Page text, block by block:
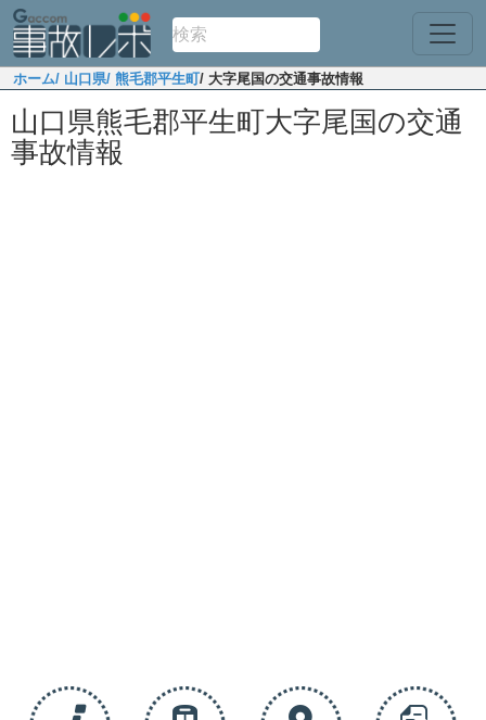
ホーム/ 山口県/ 熊毛郡平生町/ 大字尾国の交通事故情報
山口県熊毛郡平生町大字尾国の交通
事故情報